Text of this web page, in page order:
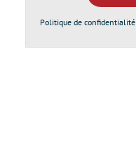
Politique de confidentialité